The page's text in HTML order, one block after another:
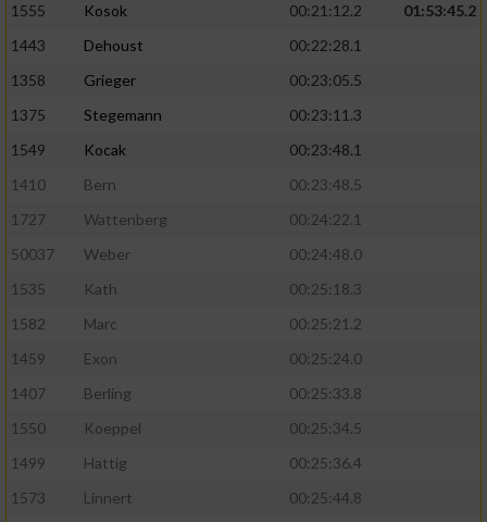
1555 Kosok 00:21:12.2
01:53:45.2
1443
Dehoust
00:22:28.1
1358
Grieger
00:23:05.5
1375
Stegemann
00:23:11.3
1549
Kocak
00:23:48.1
1410
Bern
00:23:48.5
1727
Wattenberg
00:24:22.1
50037
Weber
00:24:48.0
1535
Kath
00:25:18.3
1582
Marc
00:25:21.2
1459
Exon
00:25:24.0
1407
Berling
00:25:33.8
1550
Koeppel
00:25:34.5
1499
Hattig
00:25:36.4
1573
Linnert
00:25:44.8